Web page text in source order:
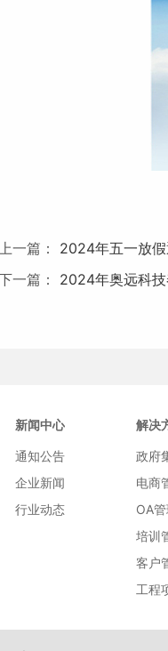
一篇：
2024年五一放
一篇：
2024年奥远科
新闻中心
通知公告
企业新闻
行业动态
解决
政府
电商
OA
培训
客户
工程